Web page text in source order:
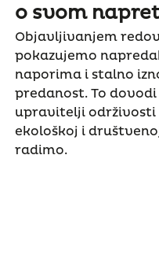
o svom
Objavljivanjem
pokazujemo
naporima i stalno
predanost. To
upravitelji održivosti
ekološkoj i
radimo.